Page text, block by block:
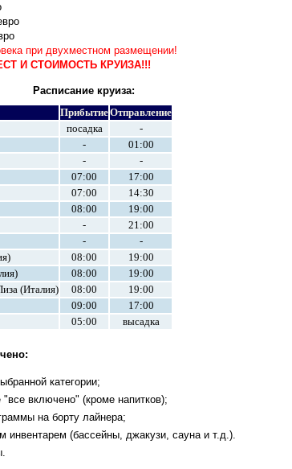
при двухместном размещении!
И СТОИМОСТЬ КРУИЗА!!!
Расписание круиза:
ПрибытиеОтправление
посадка
-
-
01:00
-
-
07:00
17:00
07:00
14:30
08:00
19:00
-
21:00
-
-
08:00
19:00
08:00
19:00
(Италия) 08:00
19:00
09:00
17:00
05:00 высадка
категории;
включено" (кроме напитков);
на борту лайнера;
инвентарем (бассейны, джакузи, сауна и т.д.).